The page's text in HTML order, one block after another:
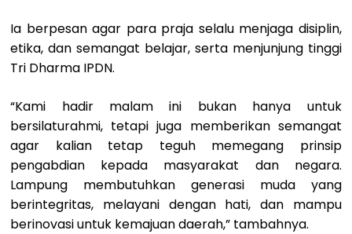
Ia berpesan agar para praja selalu menjaga disiplin,
etika, dan semangat belajar, serta menjunjung tinggi
Tri Dharma IPDN.
“Kami hadir malam ini bukan hanya untuk
bersilaturahmi, tetapi juga memberikan semangat
agar kalian tetap teguh memegang prinsip
pengabdian kepada masyarakat dan negara.
Lampung membutuhkan generasi muda yang
berintegritas, melayani dengan hati, dan mampu
berinovasi untuk kemajuan daerah,” tambahnya.